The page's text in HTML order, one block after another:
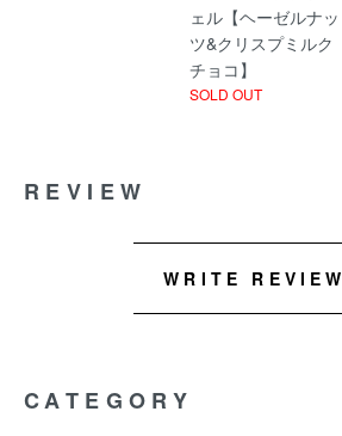
ェル【ヘーゼルナッ
ツ&クリスプミルク
チョコ】
SOLD OUT
REVIEW
WRITE REVIEW
CATEGORY